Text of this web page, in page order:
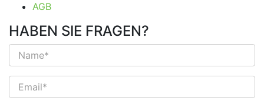
AGB
HABEN SIE FRAGEN?